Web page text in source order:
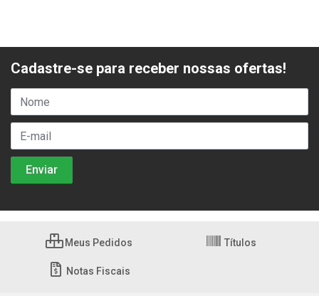
Cadastre-se para receber nossas ofertas!
Meus Pedidos Títulos
Notas Fiscais